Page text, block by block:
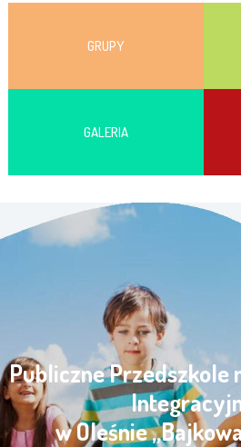
GRUPY
GALERIA
Publiczne Przedszkole
w Oleśnie